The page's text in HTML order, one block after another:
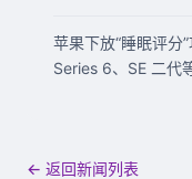
苹果下放“睡眠评分
Series 6、SE 二代
← 返回新闻列表